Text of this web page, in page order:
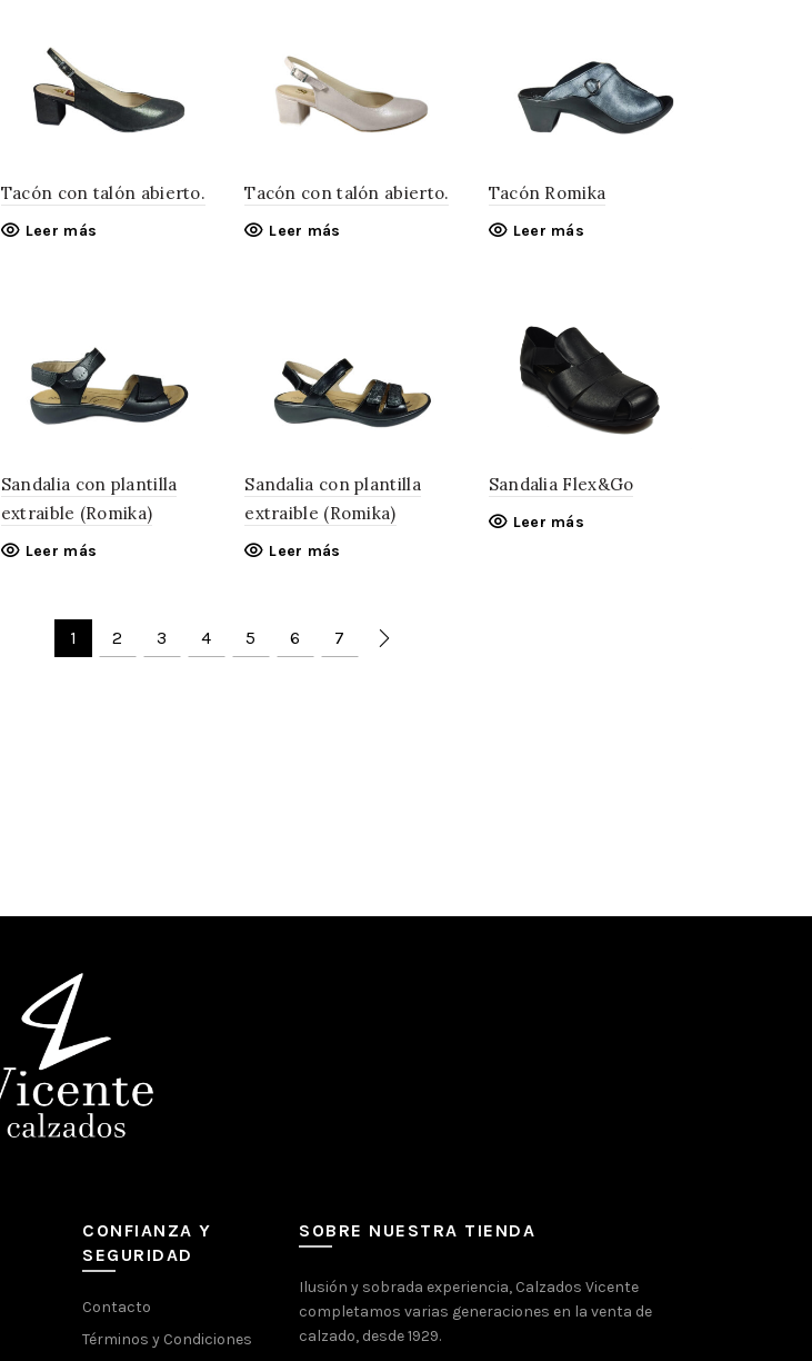
Tacón con talón abierto.
Leer más
Tacón con talón abierto.
Leer más
Tacón Romika
Leer más
Sandalia con plantilla
extraible (Romika)
Leer más
Sandalia con plantilla
extraible (Romika)
Leer más
Sandalia Flex&Go
Leer más
1 2 3 4 5 6 7
CONFIANZA Y
SEGURIDAD
Contacto
Términos y Condiciones
SOBRE NUESTRA TIENDA
Ilusión y sobrada experiencia, Calzados Vicente
completamos varias generaciones en la venta de
calzado, desde 1929.